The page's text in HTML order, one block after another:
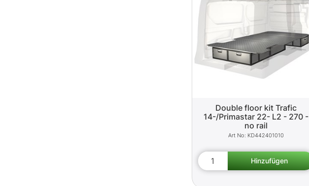
Double floor kit Trafic
14-/Primastar 22- L2 - 270 -
no rail
KD442401010